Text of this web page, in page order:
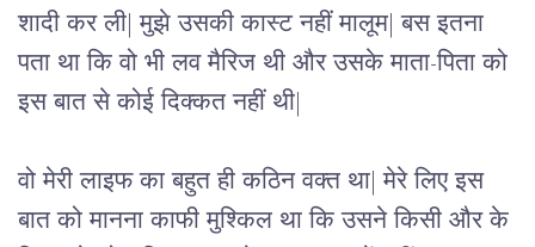
शादी कर ली| मुझे उसकी कास्ट नहीं मालूम| बस इतना
पता था कि वो भी लव मैरिज थी और उसके माता-पिता को
इस बात से कोई दिक्कत नहीं थी|
वो मेरी लाइफ का बहुत ही कठिन वक्त था| मेरे लिए इस
बात को मानना काफी मुश्किल था कि उसने किसी और के